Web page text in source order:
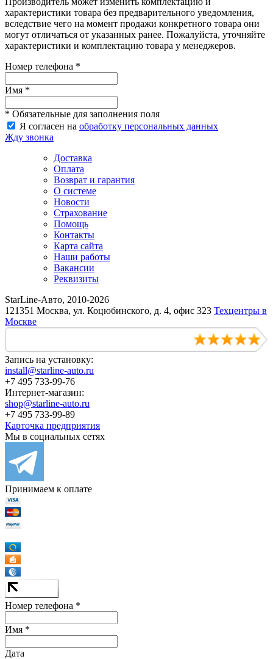
характеристики товара без предварительного уведомления,
вследствие чего на момент продажи конкретного товара они
могут отличаться от указанных ранее. Пожалуйста, уточняйте
характеристики и комплектацию товара у менеджеров.
Номер телефона *
Имя *
* Обязательные для заполнения поля
Я согласен на обработку персональных данных
Жду звонка
Доставка
Оплата
Возврат и гарантия
О системе
Новости
Страхование
Помощь
Контакты
Карта сайта
Наши работы
Вакансии
Реквизиты
StarLine-Авто, 2010-2026
121351 Москва, ул. Коцюбинского, д. 4, офис 323 Техцентры в
Москве
Запись на установку:
install@starline-auto.ru
+7 495 733-99-76
Интернет-магазин:
shop@starline-auto.ru
+7 495 733-99-89
Карточка предприятия
Мы в социальных сетях
Принимаем к оплате
Номер телефона *
Имя *
Дата